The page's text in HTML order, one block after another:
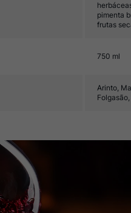
pimenta
frutas
750 ml
Arinto,